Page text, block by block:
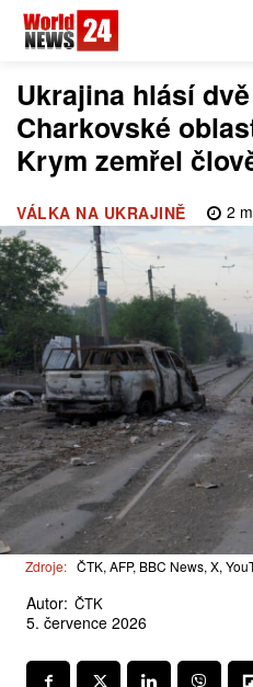
Ukrajina hlásí
Charkovské
Krym zemřel
VÁLKA NA UKRAJINĚ 2
Zdroje: ČTK, AFP, BBC News, X,
Autor: ČTK
5. července 2026